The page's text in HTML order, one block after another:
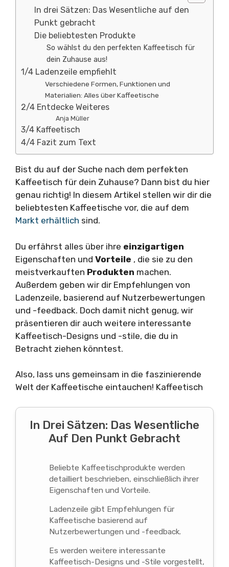
In drei Sätzen: Das Wesentliche auf den
Punkt gebracht
Die beliebtesten Produkte
So wählst du den perfekten Kaffeetisch für
dein Zuhause aus!
1/4 Ladenzeile empfiehlt
Verschiedene Formen, Funktionen und
Materialien: Alles über Kaffeetische
2/4 Entdecke Weiteres
Anja Müller
3/4 Kaffeetisch
4/4 Fazit zum Text
Bist du auf der Suche nach dem perfekten
Kaffeetisch für dein Zuhause? Dann bist du hier
genau richtig! In diesem Artikel stellen wir dir die
beliebtesten Kaffeetische vor, die auf dem
Markt erhältlich sind.
Du erfährst alles über ihre einzigartigen
Eigenschaften und Vorteile , die sie zu den
meistverkauften Produkten machen.
Außerdem geben wir dir Empfehlungen von
Ladenzeile, basierend auf Nutzerbewertungen
und -feedback. Doch damit nicht genug, wir
präsentieren dir auch weitere interessante
Kaffeetisch-Designs und -stile, die du in
Betracht ziehen könntest.
Also, lass uns gemeinsam in die faszinierende
Welt der Kaffeetische eintauchen! Kaffeetisch
In Drei Sätzen: Das Wesentliche
Auf Den Punkt Gebracht
Beliebte Kaffeetischprodukte werden
detailliert beschrieben, einschließlich ihrer
Eigenschaften und Vorteile.
Ladenzeile gibt Empfehlungen für
Kaffeetische basierend auf
Nutzerbewertungen und -feedback.
Es werden weitere interessante
Kaffeetisch-Designs und -Stile vorgestellt,